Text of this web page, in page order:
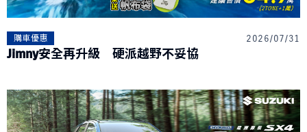
購車優惠 2026/07/31
Jimny安全再升級 硬派越野不妥協